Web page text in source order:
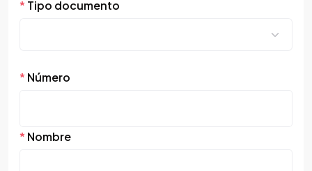
* Tipo documento
* Número
* Nombre